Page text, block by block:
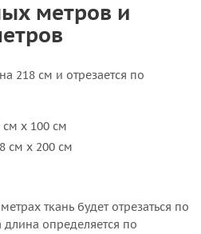
метров и
218 см и отрезается по
x 100 см
см x 200 см
ткань будет отрезаться по
определяется по